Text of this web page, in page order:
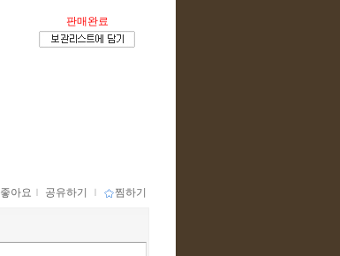
판매완료
좋아요 ｌ 공유하기 ｌ 찜하기